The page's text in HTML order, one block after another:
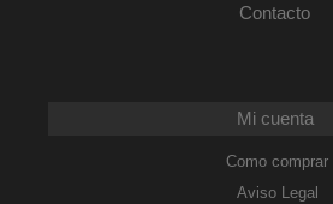
Contacto
Mi cuenta
Como comprar
Aviso Legal